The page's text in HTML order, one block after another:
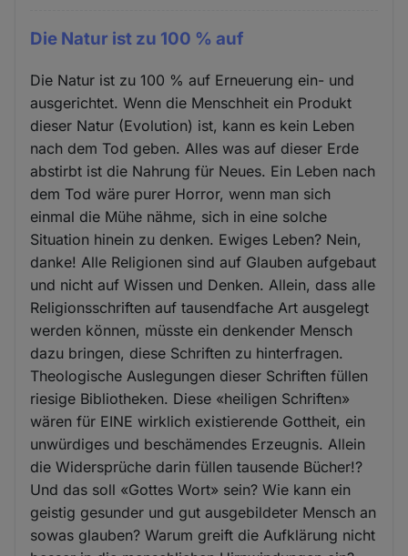
Die Natur ist zu 100 % auf
Die Natur ist zu 100 % auf Erneuerung ein- und
ausgerichtet. Wenn die Menschheit ein Produkt
dieser Natur (Evolution) ist, kann es kein Leben
nach dem Tod geben. Alles was auf dieser Erde
abstirbt ist die Nahrung für Neues. Ein Leben nach
dem Tod wäre purer Horror, wenn man sich
einmal die Mühe nähme, sich in eine solche
Situation hinein zu denken. Ewiges Leben? Nein,
danke! Alle Religionen sind auf Glauben aufgebaut
und nicht auf Wissen und Denken. Allein, dass alle
Religionsschriften auf tausendfache Art ausgelegt
werden können, müsste ein denkender Mensch
dazu bringen, diese Schriften zu hinterfragen.
Theologische Auslegungen dieser Schriften füllen
riesige Bibliotheken. Diese «heiligen Schriften»
wären für EINE wirklich existierende Gottheit, ein
unwürdiges und beschämendes Erzeugnis. Allein
die Widersprüche darin füllen tausende Bücher!?
Und das soll «Gottes Wort» sein? Wie kann ein
geistig gesunder und gut ausgebildeter Mensch an
sowas glauben? Warum greift die Aufklärung nicht